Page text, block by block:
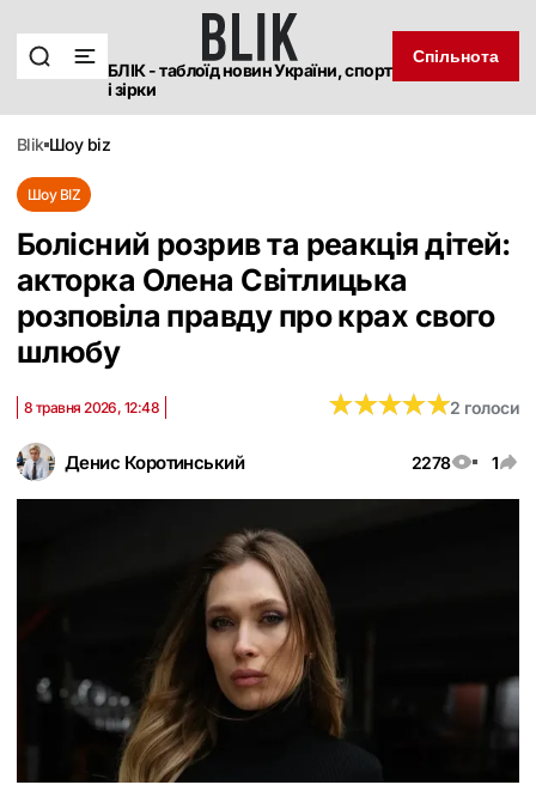
БЛІК - таблоїд новин України, спорт
і зірки
Спільнота
blik шоу biz
Шоу BIZ
Болісний розрив та реакція дітей:
акторка Олена Світлицька
розповіла правду про крах свого
шлюбу
Денис Коротинський 2278 1
8 травня 2026, 12:48 ★★★★★
★★★★★2 голоси